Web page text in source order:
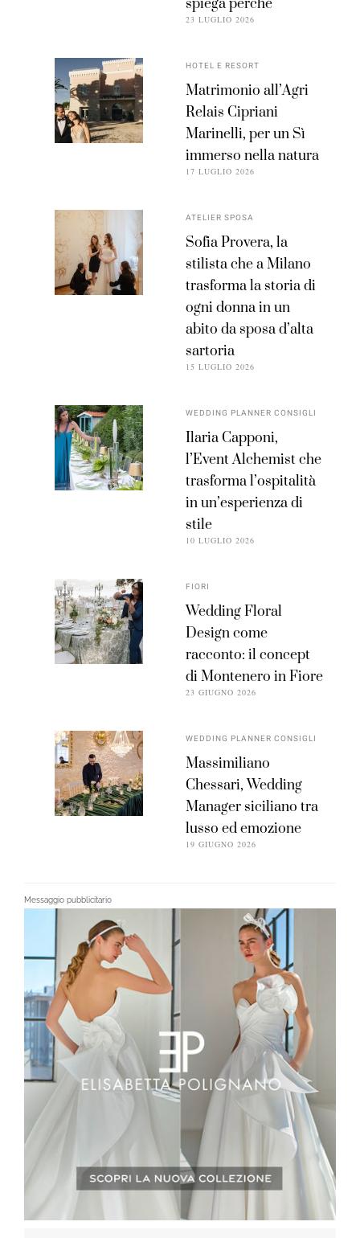
spiega perché
23 LUGLIO 2026
HOTEL E RESORT
Matrimonio all’Agri
Relais Cipriani
Marinelli, per un Sì
immerso nella natura
17 LUGLIO 2026
ATELIER SPOSA
Sofia Provera, la
stilista che a Milano
trasforma la storia di
ogni donna in un
abito da sposa d’alta
sartoria
15 LUGLIO 2026
WEDDING PLANNER CONSIGLI
Ilaria Capponi,
l’Event Alchemist che
trasforma l’ospitalità
in un’esperienza di
stile
10 LUGLIO 2026
FIORI
Wedding Floral
Design come
racconto: il concept
di Montenero in Fiore
23 GIUGNO 2026
WEDDING PLANNER CONSIGLI
Massimiliano
Chessari, Wedding
Manager siciliano tra
lusso ed emozione
19 GIUGNO 2026
Messaggio pubblicitario